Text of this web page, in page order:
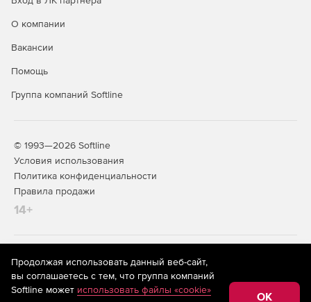
О компании
Вакансии
Помощь
Группа компаний Softline
© 1993—2026 Softline
Условия использования
Политика конфиденциальности
Правила продажи
14+
На информационном ресурсе store.softline.ru применяются
рекомендательные технологии
(информационные технологии
предоставления информации на основе сбора,
систематизации и анализа сведений, относящихся к
Продолжая использовать данный веб-сайт,
вы соглашаетесь с тем, что группа компаний
Softline может использовать файлы «cookie»
OK